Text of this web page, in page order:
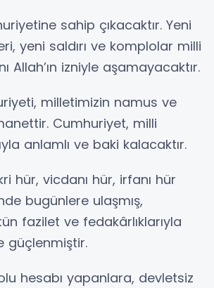
sahip çıkacaktır. Yeni
yeni saldırı ve komplolar milli
Allah’ın izniyle aşamayacaktır.
milletimizin namus ve
Cumhuriyet, milli
anlamlı ve baki kalacaktır.
hür, vicdanı hür, irfanı hür
bugünlere ulaşmış,
fazilet ve fedakârlıklarıyla
güçlenmiştir.
hesabı yapanlara, devletsiz